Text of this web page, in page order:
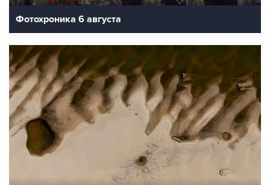
Фотохроника 6 августа